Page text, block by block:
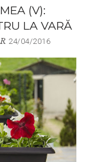
(V):
LA VARĂ
24/04/2016